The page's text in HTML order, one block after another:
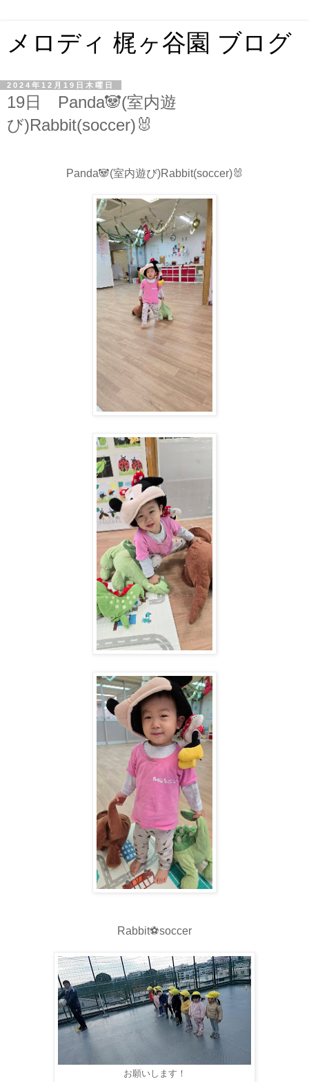
メロディ 梶ヶ谷園 ブログ
2024年12月19日木曜日
19日 Panda🐼(室内遊
び)Rabbit(soccer)🐰
Panda🐼(室内遊び)Rabbit(soccer)🐰
Rabbit⚽soccer
お願いします！